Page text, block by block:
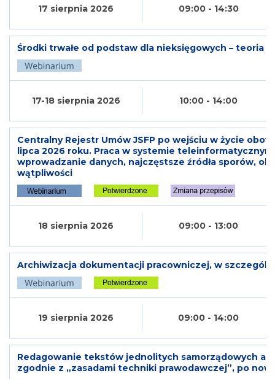
17 sierpnia 2026 09:00 - 14:30
Środki trwałe od podstaw dla nieksięgowych – teoria i
17-18 sierpnia 2026 10:00 - 14:00
Centralny Rejestr Umów JSFP po wejściu w życie
lipca 2026 roku. Praca w systemie teleinformatycznym
wprowadzanie danych, najczęstsze źródła sporów,
wątpliwości
18 sierpnia 2026 09:00 - 13:00
Archiwizacja dokumentacji pracowniczej, w
19 sierpnia 2026 09:00 - 14:00
Redagowanie tekstów jednolitych samorządowych
zgodnie z „zasadami techniki prawodawczej”, po